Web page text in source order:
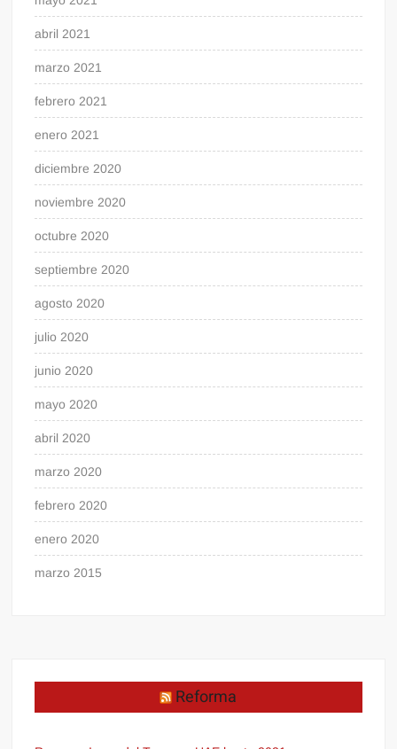
abril 2021
marzo 2021
febrero 2021
enero 2021
diciembre 2020
noviembre 2020
octubre 2020
septiembre 2020
agosto 2020
julio 2020
junio 2020
mayo 2020
abril 2020
marzo 2020
febrero 2020
enero 2020
marzo 2015
Reforma